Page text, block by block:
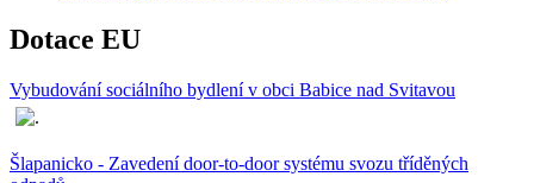
Dotace EU
Vybudování sociálního bydlení v obci Babice nad Svitavou
Šlapanicko - Zavedení door-to-door systému svozu tříděných